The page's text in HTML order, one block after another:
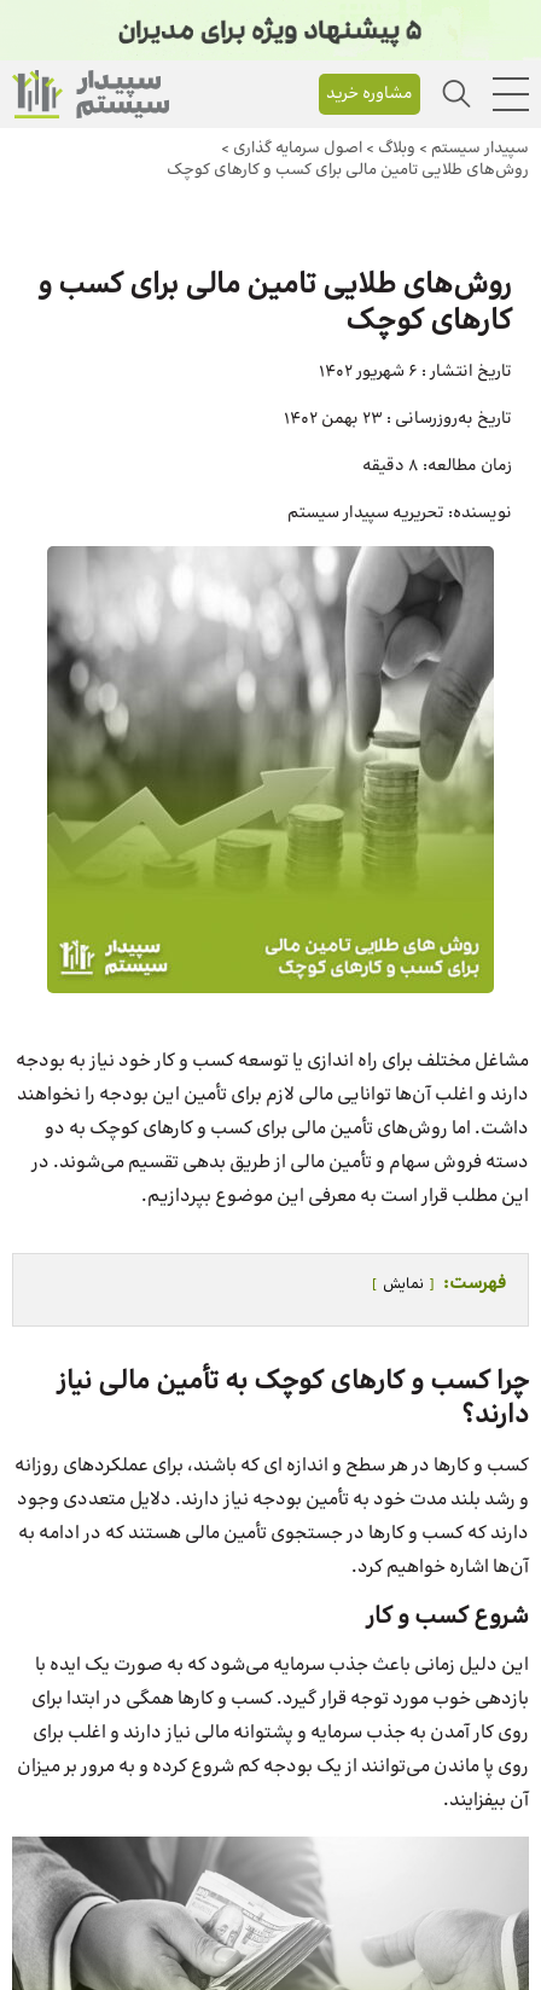
مشاوره خرید
سپیدار سیستم > وبلاگ > اصول سرمایه‌ گذاری >
روش‌های طلایی تامین مالی برای کسب و کارهای کوچک
روش‌های طلایی تامین مالی برای کسب و
کارهای کوچک
تاریخ انتشار : 6 شهریور 1402
تاریخ به‌روزرسانی : 23 بهمن 1402
زمان مطالعه: ۸ دقیقه
نویسنده: تحریریه سپیدار سیستم
مشاغل مختلف برای راه اندازی یا توسعه کسب و کار خود نیاز به بودجه
دارند و اغلب آن‌ها توانایی مالی لازم برای تأمین این بودجه را نخواهند
داشت. اما روش‌های تأمین مالی برای کسب و کارهای کوچک به دو
دسته فروش سهام و تأمین مالی از طریق بدهی تقسیم می‌شوند. در
این مطلب قرار است به معرفی این موضوع بپردازیم.
فهرست: نمایش
چرا کسب و کارهای کوچک به تأمین مالی نیاز
دارند؟
کسب و کارها در هر سطح و اندازه ای که باشند، برای عملکردهای روزانه
و رشد بلند مدت خود به تأمین بودجه نیاز دارند. دلایل متعددی وجود
دارند که کسب و کارها در جستجوی تأمین مالی هستند که در ادامه به
آن‌ها اشاره خواهیم کرد.
شروع کسب و کار
این دلیل زمانی باعث جذب سرمایه می‌شود که به صورت یک ایده با
بازدهی خوب مورد توجه قرار گیرد. کسب و کارها همگی در ابتدا برای
روی کار آمدن به جذب سرمایه و پشتوانه مالی نیاز دارند و اغلب برای
روی پا ماندن می‌توانند از یک بودجه کم شروع کرده و به مرور بر میزان
آن بیفزایند.